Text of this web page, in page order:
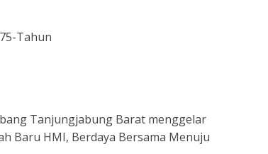
Tahun
Tanjungjabung Barat menggelar
Baru HMI, Berdaya Bersama Menuju